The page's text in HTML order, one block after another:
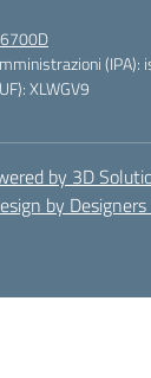
XLWGV9
by 3D
by